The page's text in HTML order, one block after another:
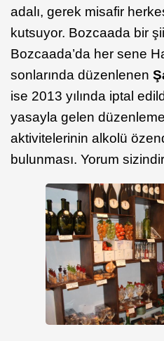
adalı, gerek misafir
kutsuyor. Bozcaada bir
Bozcaada’da her sene
sonlarında düzenlenen
ise 2013 yılında iptal
yasayla gelen
aktivitelerinin alkolü
bulunması. Yorum